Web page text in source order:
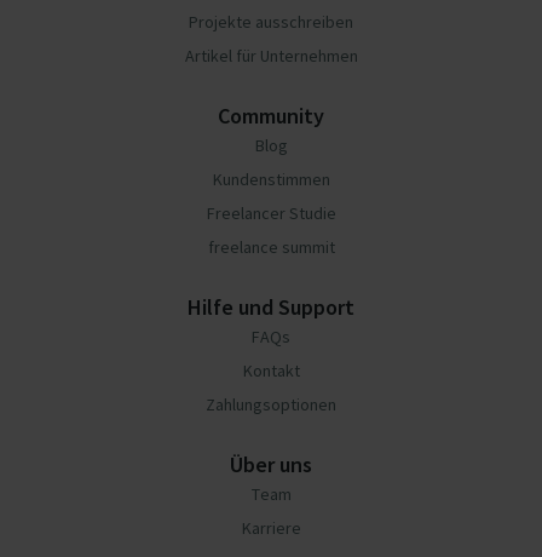
Projekte ausschreiben
Artikel für Unternehmen
Community
Blog
Kundenstimmen
Freelancer Studie
freelance summit
Hilfe und Support
FAQs
Kontakt
Zahlungsoptionen
Über uns
Team
Karriere